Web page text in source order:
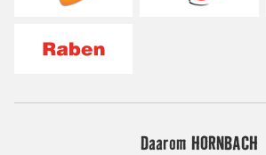
Daarom HORNBACH